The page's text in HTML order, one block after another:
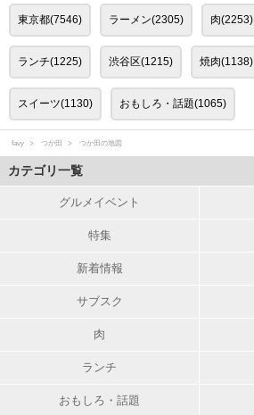
東京都(7546) ラーメン(2305) 肉(2253)
ランチ(1225) 渋谷区(1215) 焼肉(1138)
スイーツ(1130) おもしろ・話題(1065)
favy つか田 つか田の地図
カテゴリ一覧
グルメイベント
特集
新着情報
サブスク
肉
ランチ
おもしろ・話題